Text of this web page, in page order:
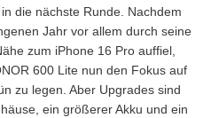
die nächste Runde. Nachdem
Jahr vor allem durch seine
zum iPhone 16 Pro auffiel,
600 Lite nun den Fokus auf
zu legen. Aber Upgrades sind
ein größerer Akku und ein